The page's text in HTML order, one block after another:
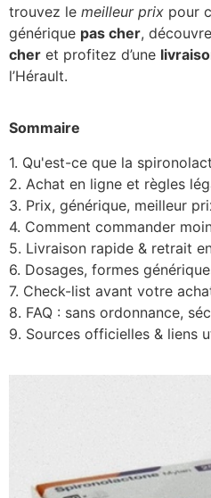
trouvez le meilleur prix pour
générique pas cher,
cher et profitez d’une
l’Hérault.
Sommaire
1. Qu'est-ce que la
2. Achat en ligne et règles
3. Prix, générique, meilleur
4. Comment commander
5. Livraison rapide & retrait
6. Dosages, formes
7. Check-list avant votre
8. FAQ : sans ordonnance,
9. Sources officielles & liens